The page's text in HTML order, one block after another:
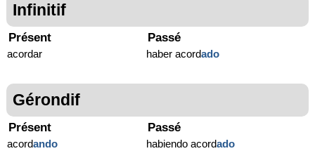
Infinitif
Présent
acordar
Passé
haber acordado
Gérondif
Présent
acordando
Passé
habiendo acordado